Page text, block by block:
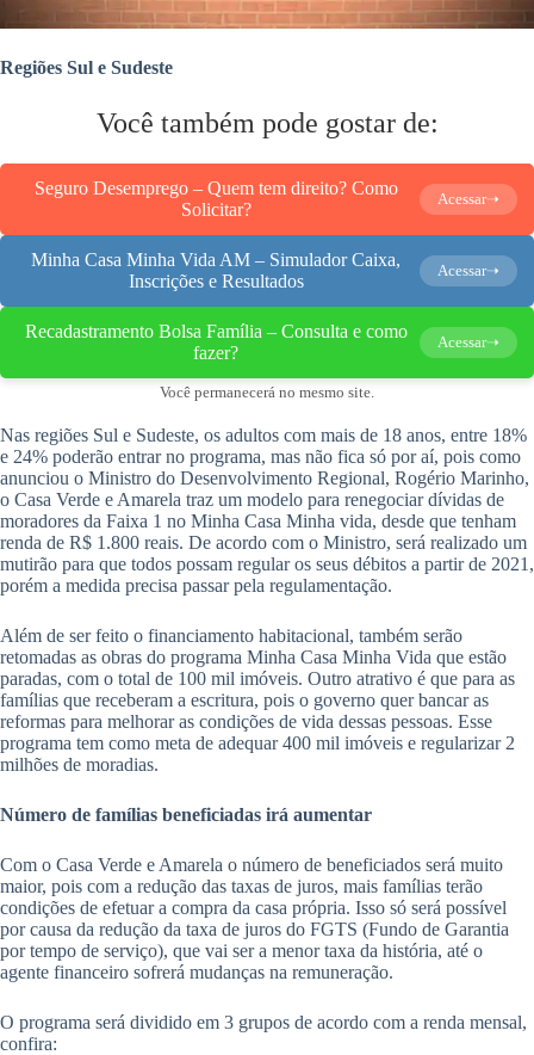
Regiões Sul e Sudeste
Você também pode gostar de:
Seguro Desemprego – Quem tem direito? Como
Solicitar?
Acessar➝
Minha Casa Minha Vida AM – Simulador Caixa,
Inscrições e Resultados
Acessar➝
Recadastramento Bolsa Família – Consulta e como
fazer?
Acessar➝
Você permanecerá no mesmo site.
Nas regiões Sul e Sudeste, os adultos com mais de 18 anos, entre 18%
e 24% poderão entrar no programa, mas não fica só por aí, pois como
anunciou o Ministro do Desenvolvimento Regional, Rogério Marinho,
o Casa Verde e Amarela traz um modelo para renegociar dívidas de
moradores da Faixa 1 no Minha Casa Minha vida, desde que tenham
renda de R$ 1.800 reais. De acordo com o Ministro, será realizado um
mutirão para que todos possam regular os seus débitos a partir de 2021,
porém a medida precisa passar pela regulamentação.
Além de ser feito o financiamento habitacional, também serão
retomadas as obras do programa Minha Casa Minha Vida que estão
paradas, com o total de 100 mil imóveis. Outro atrativo é que para as
famílias que receberam a escritura, pois o governo quer bancar as
reformas para melhorar as condições de vida dessas pessoas. Esse
programa tem como meta de adequar 400 mil imóveis e regularizar 2
milhões de moradias.
Número de famílias beneficiadas irá aumentar
Com o Casa Verde e Amarela o número de beneficiados será muito
maior, pois com a redução das taxas de juros, mais famílias terão
condições de efetuar a compra da casa própria. Isso só será possível
por causa da redução da taxa de juros do FGTS (Fundo de Garantia
por tempo de serviço), que vai ser a menor taxa da história, até o
agente financeiro sofrerá mudanças na remuneração.
O programa será dividido em 3 grupos de acordo com a renda mensal,
confira: